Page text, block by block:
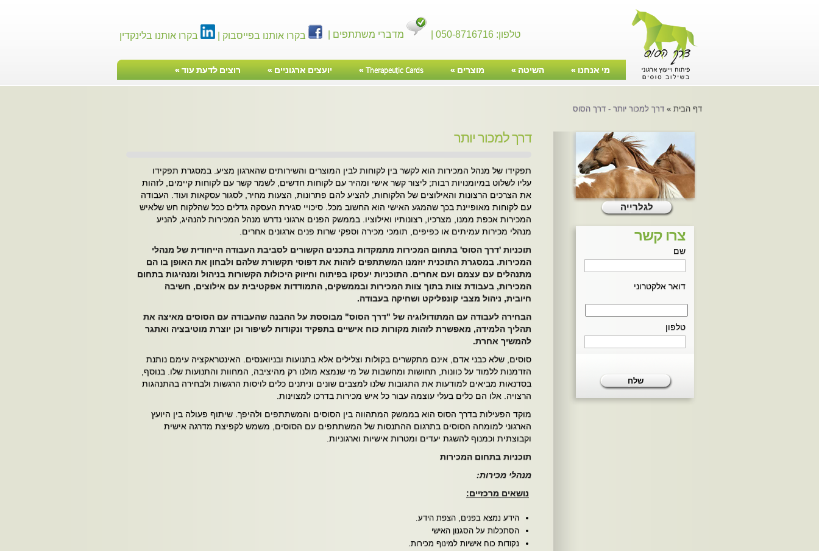
בקרו אותנו בלינקדין בקרו אותנו בפייסבוק | מדברי משתתפים | טלפון: 050-8716716 |
מי אנחנו » השיטה » מוצרים »
Therapeutic Cards
» יועצים ארגוניים » רוצים לדעת עוד »
דף הבית » דרך למכור יותר - דרך הסוס
דרך למכור יותר
תפקידו של מנהל המכירות הוא לקשר בין לקוחות לבין המוצרים והשירותים שהארגון מציע. במסגרת תפקידו
עליו לשלוט במיומנויות רבות; ליצור קשר אישי ומהיר עם לקוחות חדשים, לשמר קשר עם לקוחות קיימים, לזהות
את הצרכים הרצונות והאילוצים של הלקוחות, להציע להם פתרונות, הצעות מחיר, לסגור עסקאות ועוד. העבודה
עם לקוחות מאופיינת בכך שהמגע האישי הוא החשוב מכל. סיכויי סגירת העסקה גדלים ככל שהלקוח חש שלאיש
המכירות אכפת ממנו, מצרכיו, רצונותיו ואילוציו. בממשק הפנים ארגוני נדרש מנהל המכירות להנהיג, להניע
מנהלי מכירות עמיתים או כפיפים, תומכי מכירה וספקי שרות פנים ארגונים אחרים.
תוכניות 'דרך הסוס' בתחום המכירות מתמקדות בתכנים הקשורים לסביבת העבודה הייחודית של מנהלי
המכירות. במסגרת התוכנית יוזמנו המשתתפים לזהות את דפוסי תקשורת שלהם ולבחון את האופן בו הם
מתנהלים עם עצמם ועם אחרים. התוכניות יעסקו בפיתוח וחיזוק היכולות הקשורות בניהול ומנהיגות בתחום
המכירות, בעבודת צוות בתוך צוות המכירות ובממשקים, התמודדות אפקטיבית עם אילוצים, חשיבה
חיובית, ניהול מצבי קונפליקט ושחיקה בעבודה.
הבחירה לעבודה עם המתודולוגיה של "דרך הסוס" מבוססת על ההבנה שהעבודה עם הסוסים מאיצה את
תהליך הלמידה, מאפשרת לזהות מקורות כוח אישיים בתפקיד ונקודות לשיפור וכן יוצרת מוטיבציה ואתגר
להמשיך אחרת.
סוסים, שלא כבני אדם, אינם מתקשרים בקולות וצלילים אלא בתנועות ובניואנסים. האינטראקציה עימם נותנת
הזדמנות ללמוד על כוונות, תחושות ומחשבות של מי שנמצא מולנו רק מהיציבה, המחוות והתנועות שלו. בנוסף,
בסדנאות מביאים למודעות את התגובות שלנו למצבים שונים וניתנים כלים לויסות הרגשות ולבחירה בהתנהגות
הרצויה. אלו הם כלים בעלי עוצמה עבור כל איש מכירות בדרכו למצוינות.
מוקד הפעילות בדרך הסוס הוא בממשק המתהווה בין הסוסים והמשתתפים ולהיפך. שיתוף פעולה בין היועץ
הארגוני למומחה הסוסים בתרגום ההתנסות של המשתתפים עם הסוסים, משמש לקפיצת מדרגה אישית
וקבוצתית וכמנוף להשגת יעדים ומטרות אישיות וארגוניות.
תוכניות בתחום המכירות
מנהלי מכירות:
נושאים מרכזיים:
הידע נמצא בפנים, הצפת הידע.
הסתכלות על הסגנון האישי
נקודות כוח אישיות למינוף מכירות.
לגלרייה
צרו קשר
שם
דואר אלקטרוני
טלפון